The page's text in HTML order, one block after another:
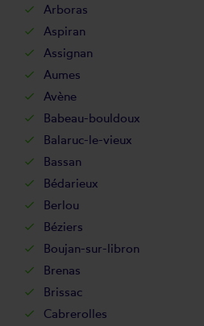
Arboras
Aspiran
Assignan
Aumes
Avène
Babeau-bouldoux
Balaruc-le-vieux
Bassan
Bédarieux
Berlou
Béziers
Boujan-sur-libron
Brenas
Brissac
Cabrerolles